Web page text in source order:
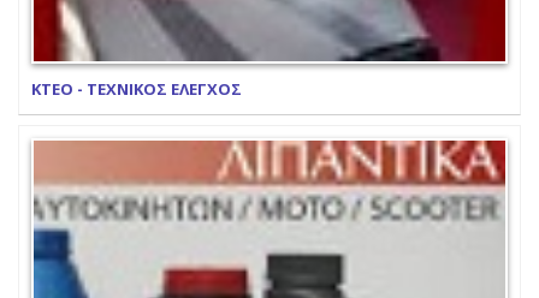
ΚΤΕΟ - ΤΕΧΝΙΚΟΣ ΕΛΕΓΧΟΣ